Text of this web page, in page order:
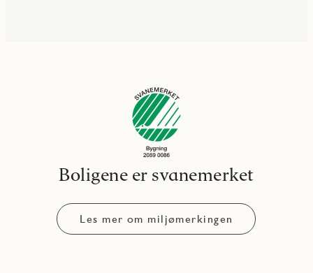
Boligene er svanemerket
Les mer om miljømerkingen